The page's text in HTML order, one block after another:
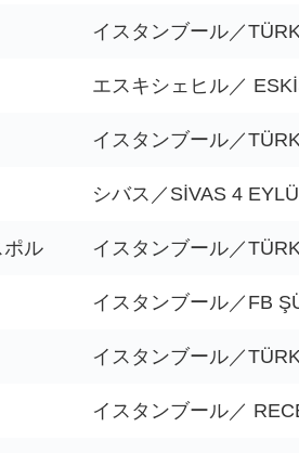
イスタンブール／
エスキシェヒル／
イスタンブール／
シバス／SİVAS 4
ポル イスタンブール／
イスタンブール／FB
イスタンブール／
イスタンブール／